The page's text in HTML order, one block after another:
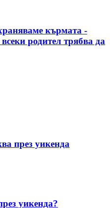
кърмата -
родител трябва да
през уикенда
уикенда?